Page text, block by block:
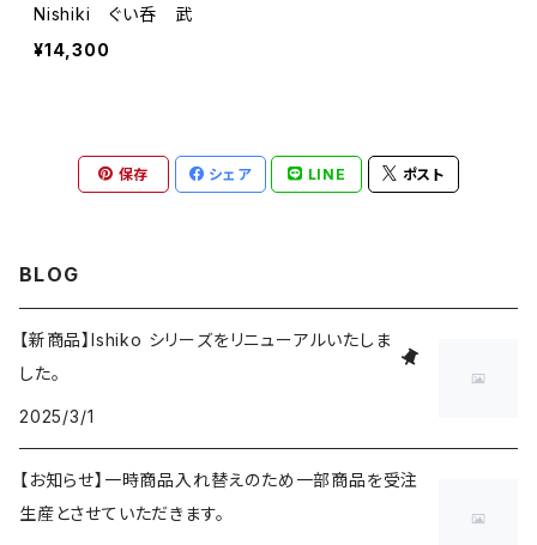
Nishiki ぐい呑 武
¥14,300
保存 シェア LINE ポスト
BLOG
【新商品】Ishiko シリーズをリニューアルいたしま
した。
2025/3/1
【お知らせ】一時商品入れ替えのため一部商品を受注
生産とさせていただきます。